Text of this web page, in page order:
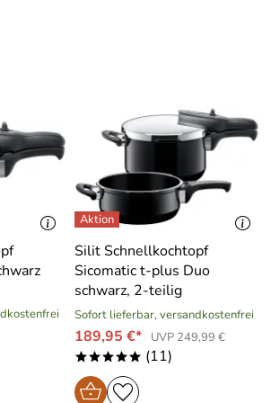
15.01.2021
31.03.2020
21.04.2019
Silit Schnellkochtopf
Sicomatic t-plus Duo
schwarz, 2-teilig
Sofort lieferbar, versandkostenfrei
189,95 €* UVP 249,99 €
***** (11)